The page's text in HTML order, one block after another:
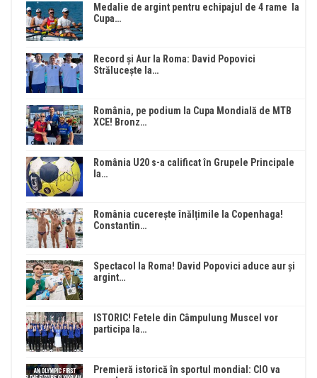
Medalie de argint pentru echipajul de 4 rame la
Cupa…
Record și Aur la Roma: David Popovici
Strălucește la…
România, pe podium la Cupa Mondială de MTB
XCE! Bronz…
România U20 s-a calificat în Grupele Principale
la…
România cucerește înălțimile la Copenhaga!
Constantin…
Spectacol la Roma! David Popovici aduce aur și
argint…
ISTORIC! Fetele din Câmpulung Muscel vor
participa la…
Premieră istorică în sportul mondial: CIO va